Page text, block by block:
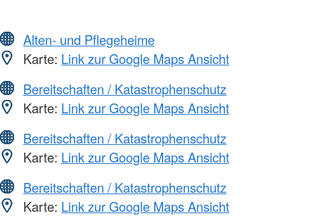
Alten- und Pflegeheime
Karte: Link zur Google Maps Ansicht
Bereitschaften / Katastrophenschutz
Karte: Link zur Google Maps Ansicht
Bereitschaften / Katastrophenschutz
Karte: Link zur Google Maps Ansicht
Bereitschaften / Katastrophenschutz
Karte: Link zur Google Maps Ansicht